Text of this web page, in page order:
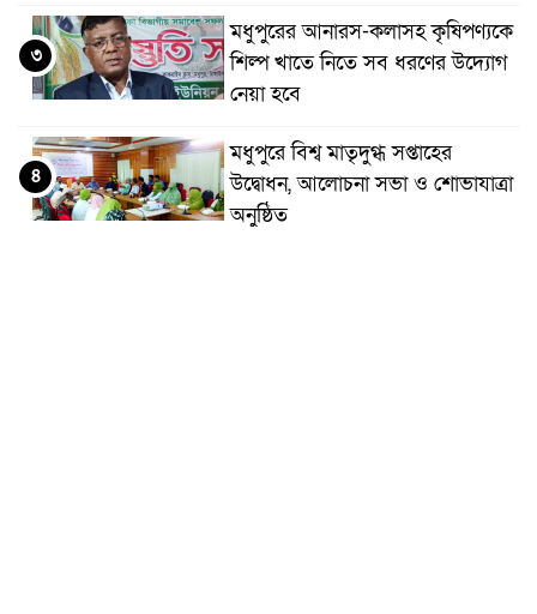
মধুপুরের আনারস-কলাসহ কৃষিপণ্যকে
শিল্প খাতে নিতে সব ধরণের উদ্যোগ
নেয়া হবে
৩
মধুপুরে বিশ্ব মাতৃদুগ্ধ সপ্তাহের
উদ্বোধন, আলোচনা সভা ও শোভাযাত্রা
অনুষ্ঠিত
৪